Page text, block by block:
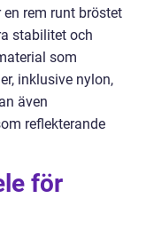
rem runt bröstet
stabilitet och
som
inklusive nylon,
även
reflekterande
för